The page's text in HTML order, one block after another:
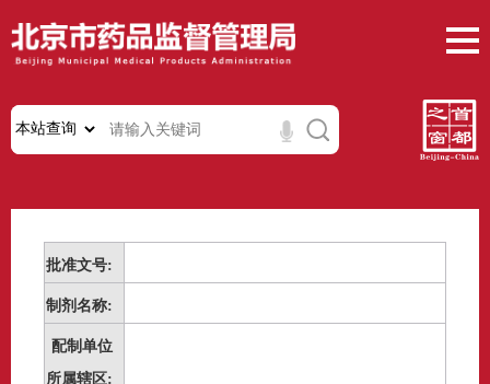
批准文号:
制剂名称:
配制单位
所属辖区: